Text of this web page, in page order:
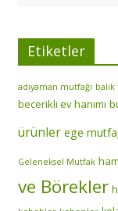
Etiketler
adıyaman mutfağı
becerikli ev hanımı
ürünler ege
Geleneksel Mutfak
ve Börekler